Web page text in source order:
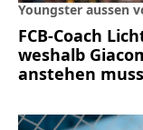
Youngster aussen
FCB-Coach
weshalb
anstehen muss